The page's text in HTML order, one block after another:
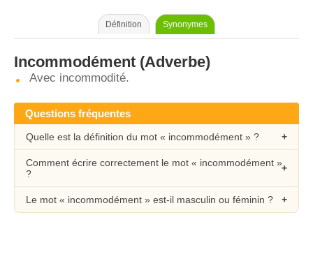
Définition Synonymes
Incommodément (Adverbe)
Avec incommodité.
Questions fréquentes
Quelle est la définition du mot « incommodément » ?
Comment écrire correctement le mot « incommodément »
?
Le mot « incommodément » est-il masculin ou féminin ?